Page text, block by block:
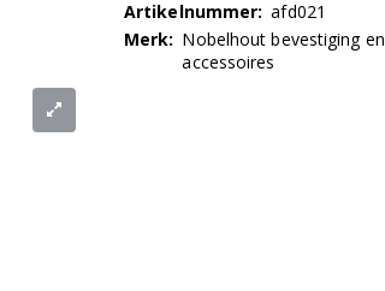
Artikelnummer: afd021
Merk: Nobelhout bevestiging en
accessoires